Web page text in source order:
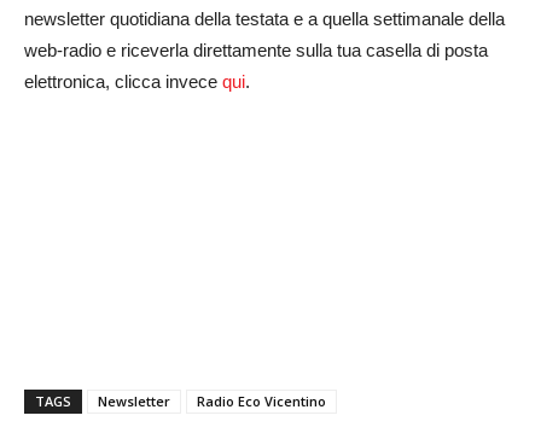
newsletter quotidiana della testata e a quella settimanale della
web-radio e riceverla direttamente sulla tua casella di posta
elettronica, clicca invece qui.
TAGS Newsletter Radio Eco Vicentino